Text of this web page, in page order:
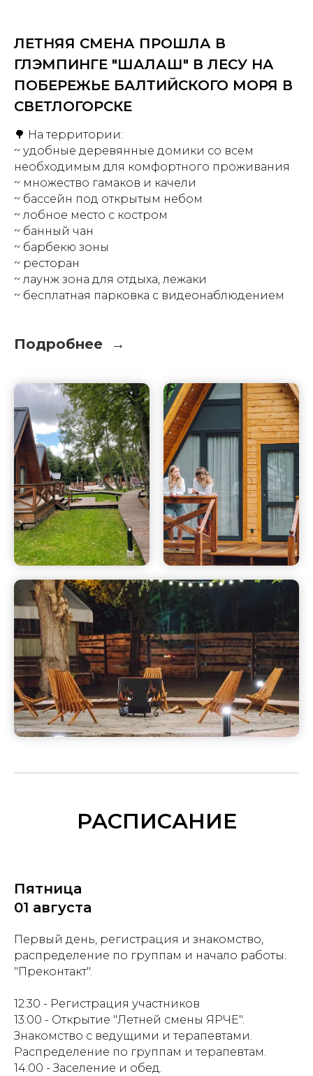
ЛЕТНЯЯ СМЕНА ПРОШЛА В
ГЛЭМПИНГЕ "ШАЛАШ" В ЛЕСУ НА
ПОБЕРЕЖЬЕ БАЛТИЙСКОГО МОРЯ В
СВЕТЛОГОРСКЕ
🌳 На территории:
~ удобные деревянные домики со всем
необходимым для комфортного проживания
~ множество гамаков и качели
~ бассейн под открытым небом
~ лобное место с костром
~ банный чан
~ барбекю зоны
~ ресторан
~ лаунж зона для отдыха, лежаки
~ бесплатная парковка с видеонаблюдением
Подробнее
РАСПИСАНИЕ
Пятница
01 августа
Первый день, регистрация и знакомство,
распределение по группам и начало работы.
"Преконтакт".
12:30 - Регистрация участников
13:00 - Открытие "Летней смены ЯРЧЕ".
Знакомство с ведущими и терапевтами.
Распределение по группам и терапевтам.
14:00 - Заселение и обед.